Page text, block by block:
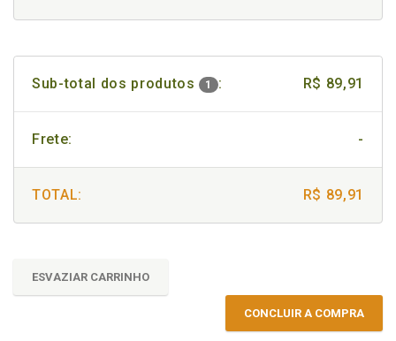
Sub-total dos produtos 1 : R$ 89,91
Frete: -
TOTAL: R$ 89,91
ESVAZIAR CARRINHO
CONCLUIR A COMPRA